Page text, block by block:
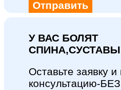
Отправить
У ВАС БОЛЯТ
Оставьте заявку и
консультацию-